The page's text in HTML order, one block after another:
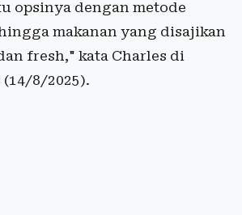
opsinya dengan metode
makanan yang disajikan
fresh," kata Charles di
8/2025).